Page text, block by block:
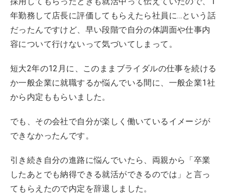
年勤務して店長に評価してもらえたら社員に…という話
だったんですけど、早い段階で自分の体調面や仕事内
容について行けないって気づいてしまって。
短大2年の12月に、このままブライダルの仕事を続ける
か一般企業に就職するか悩んでいる間に、一般企業1社
から内定ももらいました。
でも、その会社で自分が楽しく働いているイメージが
できなかったんです。
引き続き自分の進路に悩んでいたら、両親から「卒業
したあとでも納得できる就活ができるのでは」と言っ
てもらえたので内定を辞退しました。